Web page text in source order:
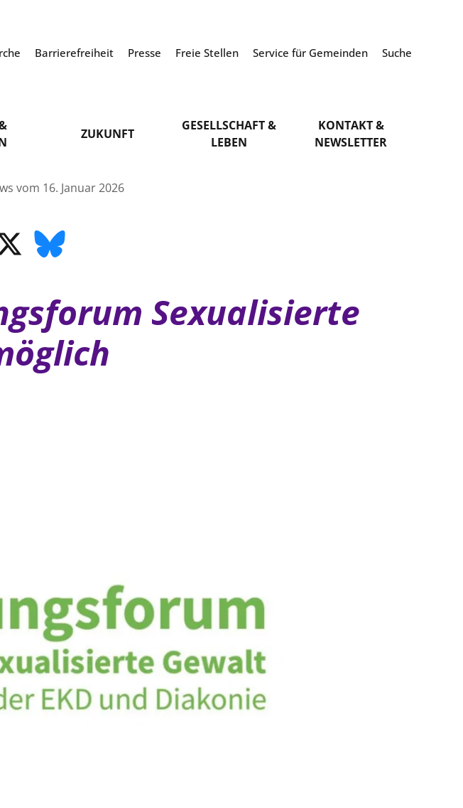
Barrierefreiheit Presse Freie Stellen Service für Gemeinden Suche
ZUKUNFT
GESELLSCHAFT &
LEBEN
KONTAKT &
NEWSLETTER
vom 16. Januar 2026
Sexualisierte